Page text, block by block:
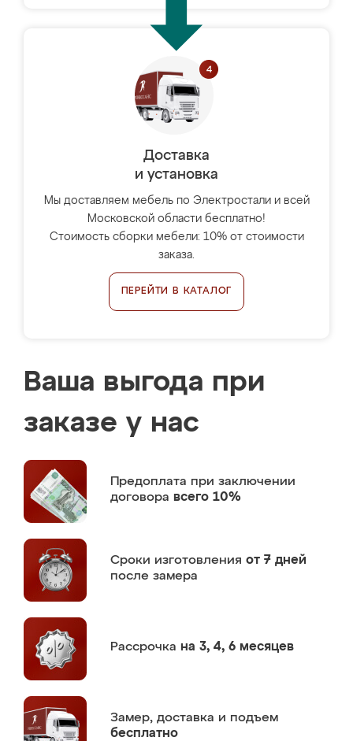
Доставка
и установка
Мы доставляем мебель по Электростали и всей
Московской области бесплатно!
Стоимость сборки мебели: 10% от стоимости
заказа.
ПЕРЕЙТИ В КАТАЛОГ
Ваша выгода при
заказе у нас
Предоплата при заключении
договора всего 10%
Сроки изготовления от 7 дней
после замера
Рассрочка на 3, 4, 6 месяцев
Замер, доставка и подъем
бесплатно